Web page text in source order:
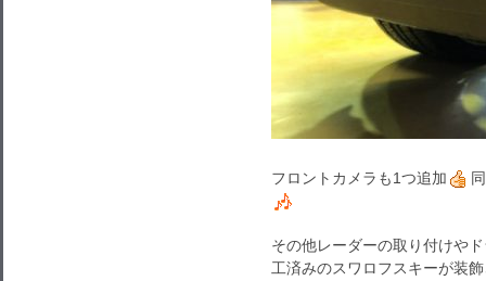
フロントカメラも1つ追加
その他レーダーの取り付けや
工済みのスワロフスキーが装